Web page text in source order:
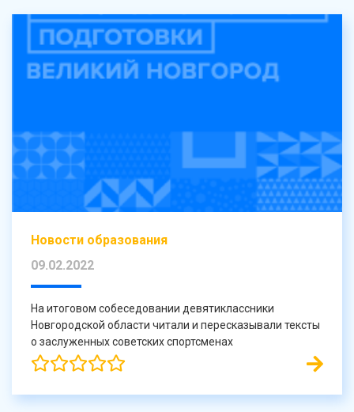
Новости образования
09.02.2022
На итоговом собеседовании девятиклассники
Новгородской области читали и пересказывали тексты
о заслуженных советских спортсменах